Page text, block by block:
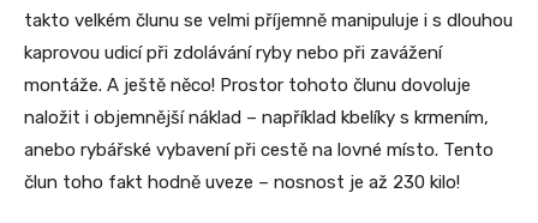
takto velkém člunu se velmi příjemně manipuluje i s dlouhou
kaprovou udicí při zdolávání ryby nebo při zavážení
montáže. A ještě něco! Prostor tohoto člunu dovoluje
naložit i objemnější náklad – například kbelíky s krmením,
anebo rybářské vybavení při cestě na lovné místo. Tento
člun toho fakt hodně uveze – nosnost je až 230 kilo!